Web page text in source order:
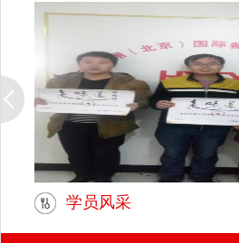
学员风采
久久鸭
江经理 全系小吃培训
阚先生 巫山烤鱼
赵女士
王经理 全系小吃培训
胡先生
侯先生 石锅鱼